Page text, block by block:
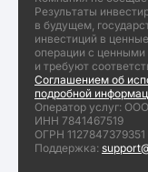
Результаты
в будущем,
инвестиций в
операции с
и требуют
Соглашением об
подробной
Оператор услуг:
ИНН 7841467519
ОГРН 1127847379351
Поддержка: